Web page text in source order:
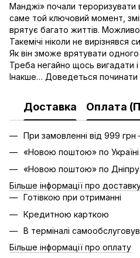
Манджі» почали тероризувати
саме той ключовий момент,
врятує багато життів.
Такемічі ніколи не вирізнявся
Як він зможе врятувати одного
Треба негайно щось вигадати
Інакше… Доведеться починати
Доставка Оплата
При замовленні від 999
«Новою поштою» по
«Новою поштою» по Дніпру
Більше інформації про
Готівкою при отриманні
Кредитною карткою
В терміналі
Більше інформації про оплату